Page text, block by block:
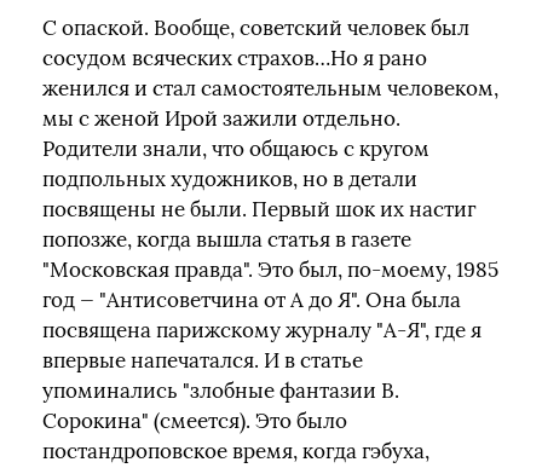
С опаской. Вообще, советский человек был
сосудом всяческих страхов…Но я рано
женился и стал самостоятельным человеком,
мы с женой Ирой зажили отдельно.
Родители знали, что общаюсь с кругом
подпольных художников, но в детали
посвящены не были. Первый шок их настиг
попозже, когда вышла статья в газете
"Московская правда". Это был, по-моему, 1985
год — "Антисоветчина от А до Я". Она была
посвящена парижскому журналу "А-Я", где я
впервые напечатался. И в статье
упоминались "злобные фантазии В.
Сорокина" (смеется). Это было
постандроповское время, когда гэбуха,